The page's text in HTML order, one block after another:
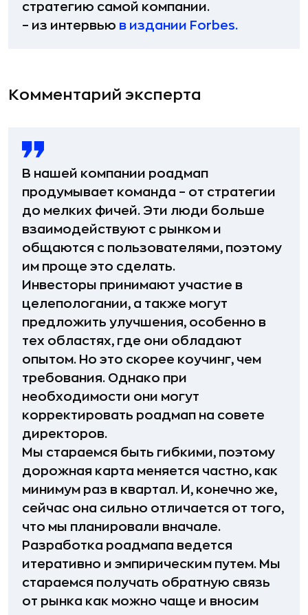
стратегию самой компании.
– из интервью в издании Forbes.
Комментарий эксперта
В нашей компании роадмап
продумывает команда – от стратегии
до мелких фичей. Эти люди больше
взаимодействуют с рынком и
общаются с пользователями, поэтому
им проще это сделать.
Инвесторы принимают участие в
целепологании, а также могут
предложить улучшения, особенно в
тех областях, где они обладают
опытом. Но это скорее коучинг, чем
требования. Однако при
необходимости они могут
корректировать роадмап на совете
директоров.
Мы стараемся быть гибкими, поэтому
дорожная карта меняется частно, как
минимум раз в квартал. И, конечно же,
сейчас она сильно отличается от того,
что мы планировали вначале.
Разработка роадмапа ведется
итеративно и эмпирическим путем. Мы
стараемся получать обратную связь
от рынка как можно чаще и вносим